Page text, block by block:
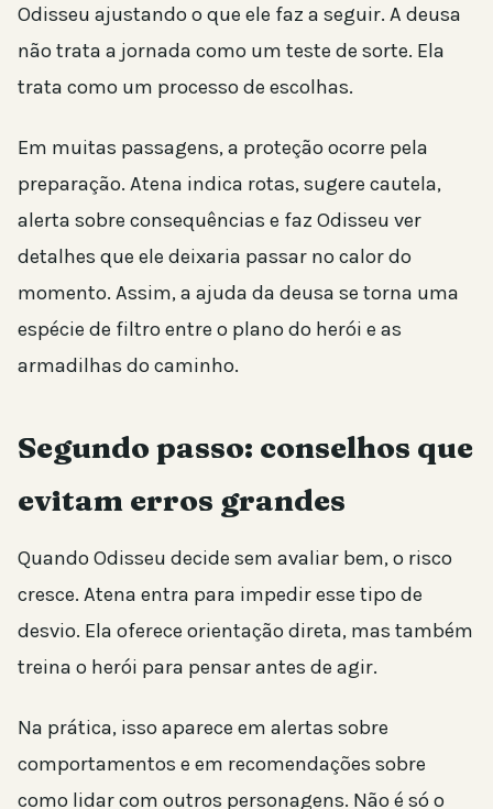
Odisseu ajustando o que ele faz a seguir. A deusa
não trata a jornada como um teste de sorte. Ela
trata como um processo de escolhas.
Em muitas passagens, a proteção ocorre pela
preparação. Atena indica rotas, sugere cautela,
alerta sobre consequências e faz Odisseu ver
detalhes que ele deixaria passar no calor do
momento. Assim, a ajuda da deusa se torna uma
espécie de filtro entre o plano do herói e as
armadilhas do caminho.
Segundo passo: conselhos que
evitam erros grandes
Quando Odisseu decide sem avaliar bem, o risco
cresce. Atena entra para impedir esse tipo de
desvio. Ela oferece orientação direta, mas também
treina o herói para pensar antes de agir.
Na prática, isso aparece em alertas sobre
comportamentos e em recomendações sobre
como lidar com outros personagens. Não é só o